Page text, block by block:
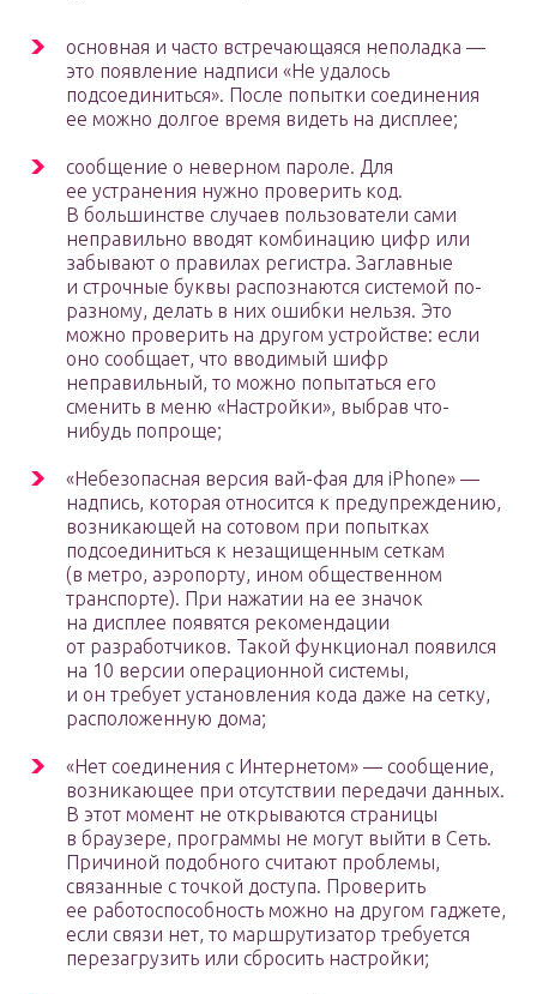
основная и часто встречающаяся неполадка —
это появление надписи «Не удалось
подсоединиться». После попытки соединения
ее можно долгое время видеть на дисплее;
сообщение о неверном пароле. Для
ее устранения нужно проверить код.
В большинстве случаев пользователи сами
неправильно вводят комбинацию цифр или
забывают о правилах регистра. Заглавные
и строчные буквы распознаются системой по-
разному, делать в них ошибки нельзя. Это
можно проверить на другом устройстве: если
оно сообщает, что вводимый шифр
неправильный, то можно попытаться его
сменить в меню «Настройки», выбрав что-
нибудь попроще;
«Небезопасная версия вай-фая для iPhone» —
надпись, которая относится к предупреждению,
возникающей на сотовом при попытках
подсоединиться к незащищенным сеткам
(в метро, аэропорту, ином общественном
транспорте). При нажатии на ее значок
на дисплее появятся рекомендации
от разработчиков. Такой функционал появился
на 10 версии операционной системы,
и он требует установления кода даже на сетку,
расположенную дома;
«Нет соединения с Интернетом» — сообщение,
возникающее при отсутствии передачи данных.
В этот момент не открываются страницы
в браузере, программы не могут выйти в Сеть.
Причиной подобного считают проблемы,
связанные с точкой доступа. Проверить
ее работоспособность можно на другом гаджете,
если связи нет, то маршрутизатор требуется
перезагрузить или сбросить настройки;